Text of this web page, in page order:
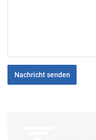
Nachricht senden